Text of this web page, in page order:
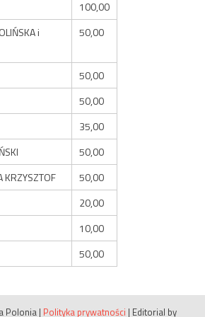
100,00
i
50,00
50,00
50,00
35,00
50,00
KRZYSZTOF
50,00
20,00
10,00
50,00
Polonia | Polityka prywatności | Editorial by